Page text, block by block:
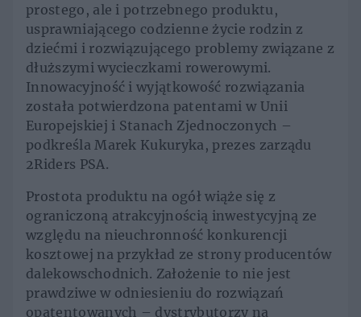
prostego, ale i potrzebnego produktu,
usprawniającego codzienne życie rodzin z
dziećmi i rozwiązującego problemy związane z
dłuższymi wycieczkami rowerowymi.
Innowacyjność i wyjątkowość rozwiązania
została potwierdzona patentami w Unii
Europejskiej i Stanach Zjednoczonych –
podkreśla Marek Kukuryka, prezes zarządu
2Riders PSA.
Prostota produktu na ogół wiąże się z
ograniczoną atrakcyjnością inwestycyjną ze
względu na nieuchronność konkurencji
kosztowej na przykład ze strony producentów
dalekowschodnich. Założenie to nie jest
prawdziwe w odniesieniu do rozwiązań
opatentowanych – dystrybutorzy na